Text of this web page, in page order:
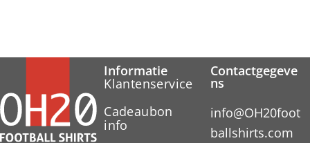
Informatie
Klantenservice
Cadeaubon
info
Contactgegeve
ns
info@OH20foot
ballshirts.com